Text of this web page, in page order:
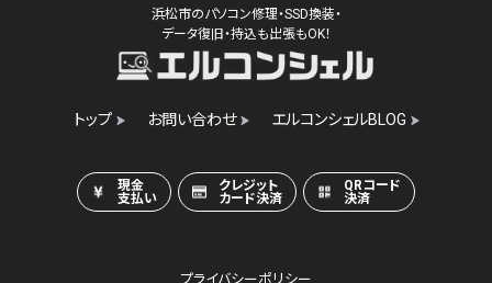
浜松市のパソコン修理・SSD換装・
データ復旧・持込も出張もOK！
トップ お問い合わせ エルコンシェルBLOG
現金
支払い
クレジット
カード決済
QRコード
決済
プライバシーポリシー